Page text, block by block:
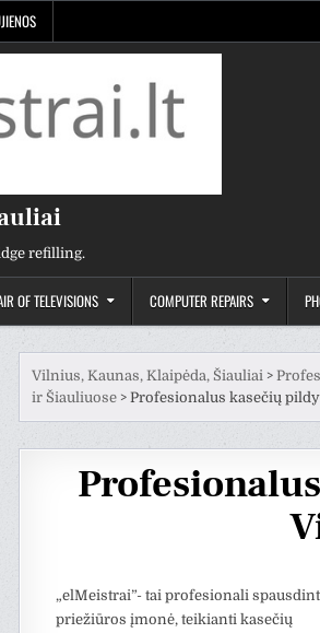
refilling.
OF TELEVISIONS COMPUTER REPAIRS
Vilnius, Kaunas, Klaipėda, Šiauliai >
ir Šiauliuose> Profesionalus kasečių
„elMeistrai”- tai profesionali
priežiūros įmonė, teikianti kasečių